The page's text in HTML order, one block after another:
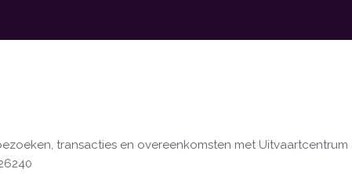
transacties en overeenkomsten met Uitvaartcentrum